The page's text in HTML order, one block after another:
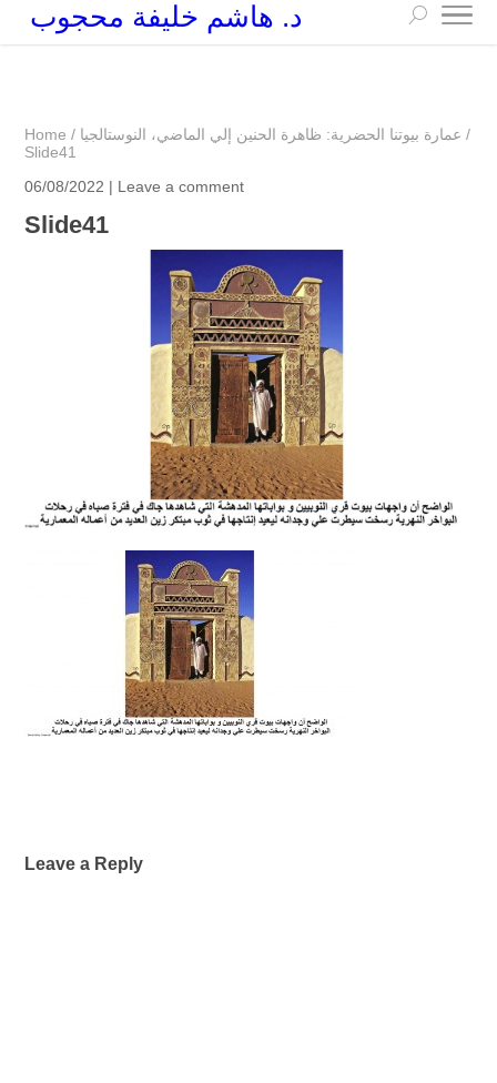
د. هاشم خليفة محجوب
Home / عمارة بيوتنا الحضرية: ظاهرة الحنين إلي الماضي، النوستالجيا /
Slide41
06/08/2022 | Leave a comment
Slide41
Leave a Reply